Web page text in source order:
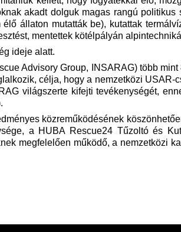
akadt dolguk magas rangú
állaton mutatták be), kutattak
mentettek kötélpályán
ideje alatt.
Advisory Group, INSARAG) több
célja, hogy a nemzetközi
világszerte kifejti tevékenységét,
közreműködésének
a HUBA Rescue24 Tűzoltó és
megfelelően működő, a nemzetközi